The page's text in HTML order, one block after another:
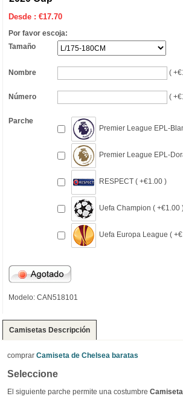
Desde :€17.70
Por favor escoja:
Tamaño
Nombre (
Número (
Parche
Premier League EPL-
Premier League EPL-
RESPECT ( +€1.00 )
Uefa Champion ( +€1.00
Uefa Europa League (
Modelo: CAN518101
Camisetas Descripción
comprar Camiseta de Chelsea baratas
Seleccione
El siguiente parche permite una costumbre